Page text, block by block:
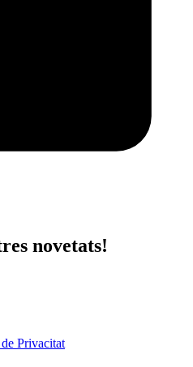
novetats!
Privacitat